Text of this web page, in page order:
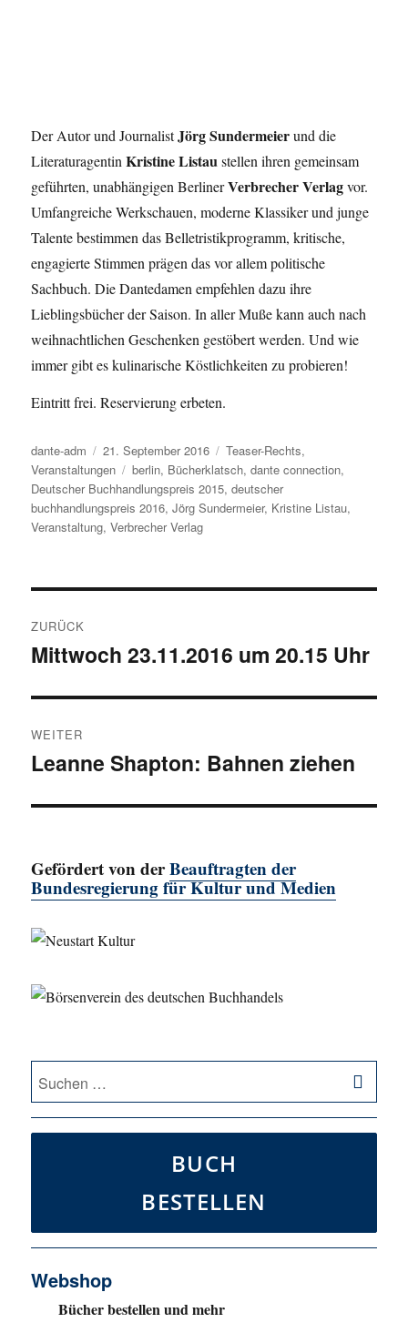
Der Autor und JournalistJörg Sundermeierund die
LiteraturagentinKristine Listaustellen ihren gemeinsam
geführten, unabhängigen BerlinerVerbrecher Verlagvor.
Umfangreiche Werkschauen, moderne Klassiker und junge
Talente bestimmen das Belletristikprogramm, kritische,
engagierte Stimmen prägen das vor allem politische
Sachbuch. Die Dantedamen empfehlen dazu ihre
Lieblingsbücher der Saison. In aller Muße kann auch nach
weihnachtlichen Geschenken gestöbert werden. Und wie
immer gibt es kulinarische Köstlichkeiten zu probieren!
Eintritt frei. Reservierung erbeten.
Autor
dante-adm
Veröffentlicht
am
21. September 2016 Kategorien
Teaser-Rechts,
Veranstaltungen
Schlagwörter
berlin, Bücherklatsch,dante connection,
Deutscher Buchhandlungspreis 2015,deutscher
buchhandlungspreis 2016,Jörg Sundermeier, Kristine Listau,
Veranstaltung,Verbrecher Verlag
ZURÜCK
Vorheriger
Mittwoch 23.11.2016 um 20.15 Uhr
WEITER
Nächster
Leanne Shapton: Bahnen ziehen
Gefördert von derBeauftragten der
Bundesregierung für Kultur und Medien
Suche
nach:
BUCH
BESTELLEN
Webshop
Bücher bestellen und mehr